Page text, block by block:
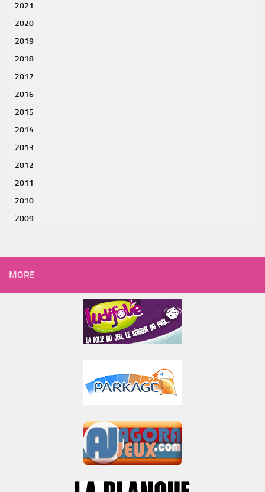
2021
2020
2019
2018
2017
2016
2015
2014
2013
2012
2011
2010
2009
MORE